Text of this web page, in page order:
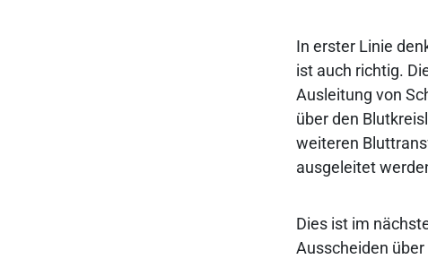
In erster Linie
ist auch richtig.
Ausleitung von
über den
weiteren
ausgeleitet
Dies ist im
Ausscheiden